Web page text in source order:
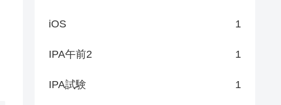
iOS 1
IPA午前2 1
IPA試験 1